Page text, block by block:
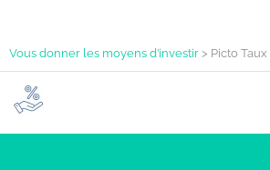
Vous donner les moyens d’investir > Picto Taux